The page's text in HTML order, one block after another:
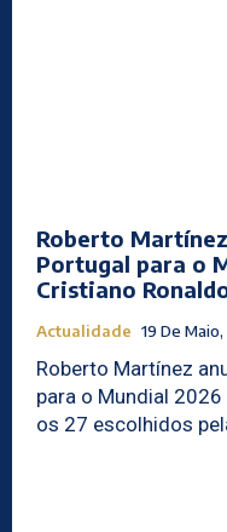
Roberto
Portugal para o
Cristiano
Actualidade 19 De
Roberto Martínez
para o Mundial